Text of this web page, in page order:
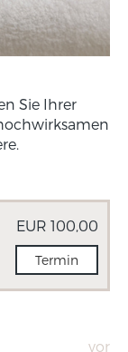
Sie Ihrer
EUR 100,00
Termin
vor